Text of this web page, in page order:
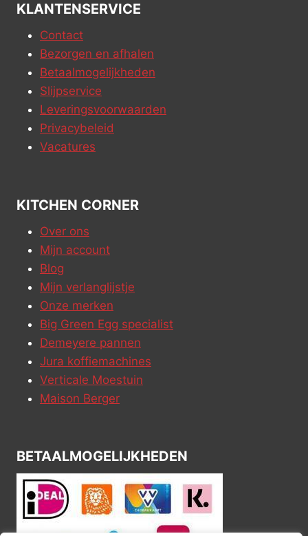
KLANTENSERVICE
Contact
Bezorgen en afhalen
Betaalmogelijkheden
Slijpservice
Leveringsvoorwaarden
Privacybeleid
Vacatures
KITCHEN CORNER
Over ons
Mijn account
Blog
Mijn verlanglijstje
Onze merken
Big Green Egg specialist
Demeyere pannen
Jura koffiemachines
Verticale Moestuin
Maison Berger
BETAALMOGELIJKHEDEN